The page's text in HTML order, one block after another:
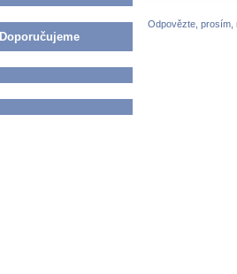
Doporučujeme
Odpovězte, prosím,